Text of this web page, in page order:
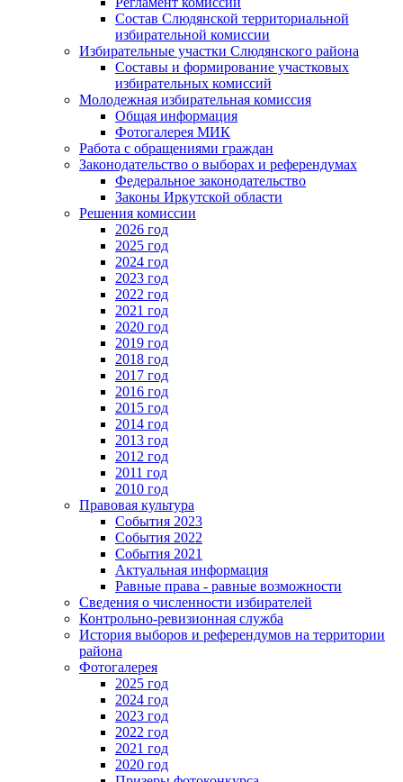
Состав Слюдянской территориальной
избирательной комиссии
Избирательные участки Слюдянского района
Составы и формирование участковых
избирательных комиссий
Молодежная избирательная комиссия
Общая информация
Фотогалерея МИК
Работа с обращениями граждан
Законодательство о выборах и референдумах
Федеральное законодательство
Законы Иркутской области
Решения комиссии
2026 год
2025 год
2024 год
2023 год
2022 год
2021 год
2020 год
2019 год
2018 год
2017 год
2016 год
2015 год
2014 год
2013 год
2012 год
2011 год
2010 год
Правовая культура
События 2023
События 2022
События 2021
Актуальная информация
Равные права - равные возможности
Сведения о численности избирателей
Контрольно-ревизионная служба
История выборов и референдумов на территории
района
Фотогалерея
2025 год
2024 год
2023 год
2022 год
2021 год
2020 год